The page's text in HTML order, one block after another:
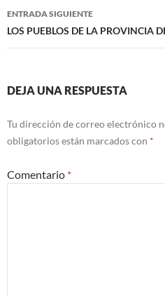
entradas
ENTRADA SIGUIENTE
LOS PUEBLOS DE LA PROVINCIA
DEJA UNA RESPUESTA
Tu dirección de correo electrónico
obligatorios están marcados con *
Comentario *